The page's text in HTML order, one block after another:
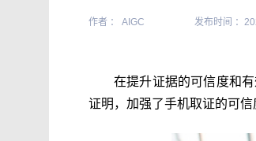
作者 ： AIGC 发布时间 ：
在提升证据的可信度和
证明，加强了手机取证的可信